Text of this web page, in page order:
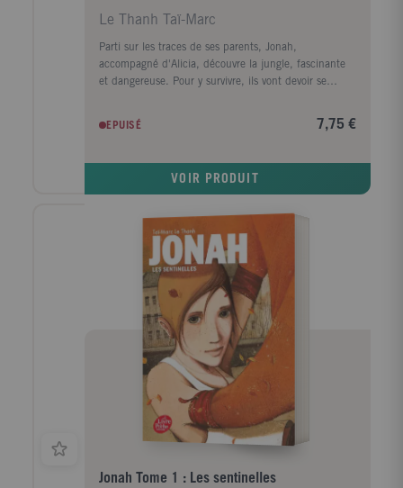
Le Thanh Taï-Marc
Parti sur les traces de ses parents, Jonah,
accompagné d'Alicia, découvre la jungle, fascinante
et dangereuse. Pour y survivre, ils vont devoir se
construisent un nouvel orphelinat, au coeur du
désert. Très vite, ce petit havre de paix se transforme
activement Adam, dont elle a été séparée depuis
coeur du quartier général des Sentinelles, où le
garçon est retenu contre son gré.Enfin, Malcom est
vaillamment sauvé de la prison de Zalavèg par les
"monstres" qui, suite à la disparition du docteur
Wilbur, se sont échappés du repère. Pendant ce
temps, la nature malveillante prend possession de la
plus haute autorité du pays, le Président, et agit à
EPUISÉ 7,75 €
VOIR PRODUIT
Jonah Tome 1 : Les sentinelles